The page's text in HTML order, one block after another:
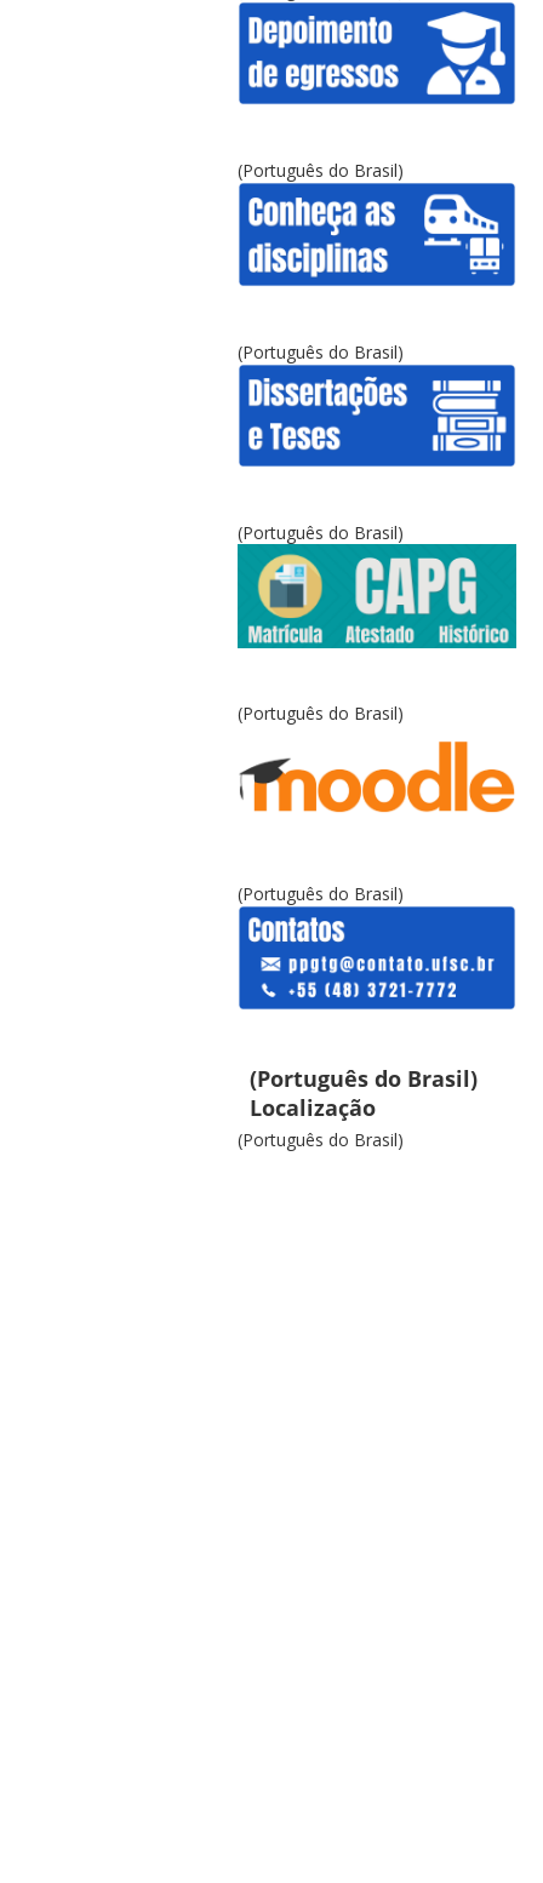
(Português do Brasil)
(Português do Brasil)
(Português do Brasil)
(Português do Brasil)
(Português do Brasil)
(Português do Brasil)
Localização
(Português do Brasil)